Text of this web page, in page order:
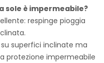
sole è impermeabile?
respinge pioggia
su superfici inclinate ma
protezione impermeabile